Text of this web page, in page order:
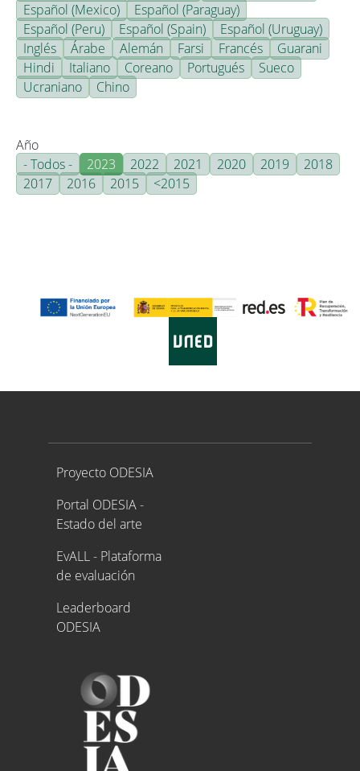
Español (Mexico)
Español (Paraguay)
Español (Peru)
Español (Spain)
Español (Uruguay)
Inglés
Árabe Alemán Farsi Francés
Guarani
Hindi
Italiano Coreano Portugués
Sueco
Ucraniano
Chino
Año
- Todos -
2023 2022 2021 2020 2019
2018
2017
2016 2015 <2015
Proyecto ODESIA
Proyecto ODESIA
Portal ODESIA -
Estado del arte
EvALL - Plataforma
de evaluación
Leaderboard
ODESIA